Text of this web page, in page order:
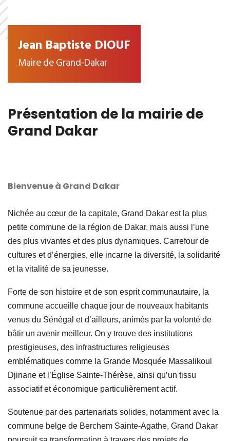
Jean Baptiste DIOUF
Maire de Grand-Dakar
Présentation de la mairie de
Grand Dakar
Bienvenue à Grand Dakar
Nichée au cœur de la capitale, Grand Dakar est la plus
petite commune de la région de Dakar, mais aussi l’une
des plus vivantes et des plus dynamiques. Carrefour de
cultures et d’énergies, elle incarne la diversité, la solidarité
et la vitalité de sa jeunesse.
Forte de son histoire et de son esprit communautaire, la
commune accueille chaque jour de nouveaux habitants
venus du Sénégal et d’ailleurs, animés par la volonté de
bâtir un avenir meilleur. On y trouve des institutions
prestigieuses, des infrastructures religieuses
emblématiques comme la Grande Mosquée Massalikoul
Djinane et l’Église Sainte-Thérèse, ainsi qu’un tissu
associatif et économique particulièrement actif.
Soutenue par des partenariats solides, notamment avec la
commune belge de Berchem Sainte-Agathe, Grand Dakar